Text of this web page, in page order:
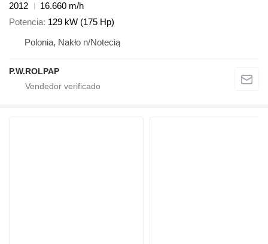
2012
16.660 m/h
Potencia 129 kW (175 Hp)
Polonia, Nakło n/Notecią
P.W.ROLPAP